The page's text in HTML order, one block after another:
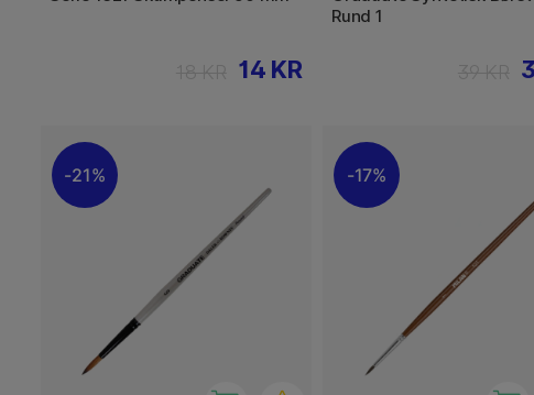
14 KR
Rund 1
21% 17%